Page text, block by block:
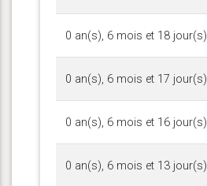
0 an(s), 6 mois et 18 jour(s)
0 an(s), 6 mois et 17 jour(s)
0 an(s), 6 mois et 16 jour(s)
0 an(s), 6 mois et 13 jour(s)